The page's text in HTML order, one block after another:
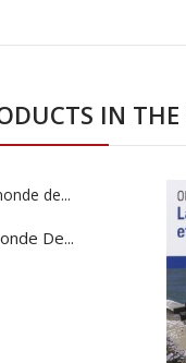
IN THE
De...